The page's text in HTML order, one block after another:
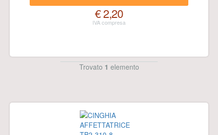
€ 2,20
Trovato 1 elemento